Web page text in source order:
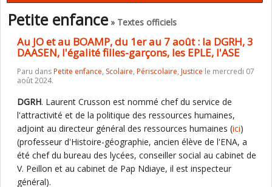
Petite enfance» Textes officiels
Au JO et au BOAMP, du 1er au 7 août : la DGRH, 3
DAASEN, l'égalité filles-garçons, les EPLE, l'ASE
Paru dansPetite enfance, Scolaire, Périscolaire, Justice le mercredi 07
août 2024.
DGRH. Laurent Crusson est nommé chef du service de
l'attractivité et de la politique des ressources humaines,
adjoint au directeur général des ressources humaines (ici)
(professeur d'Histoire-géographie, ancien élève de l'ENA, a
été chef du bureau des lycées, conseiller social au cabinet de
V. Peillon et au cabinet de Pap Ndiaye, il est inspecteur
général).